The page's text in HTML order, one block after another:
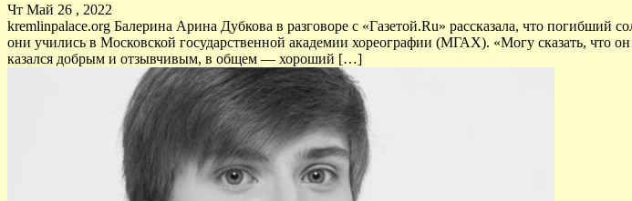
Чт Май 26 , 2022
kremlinpalace.org Балерина Арина Дубкова в разговоре с «Газетой.Ru» рассказала, что
они учились в Московской государственной академии хореографии (МГАХ). «Могу сказать, что
казался добрым и отзывчивым, в общем — хороший […]